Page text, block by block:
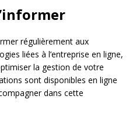
régulièrement aux
liées à l’entreprise en ligne,
la gestion de votre
sont disponibles en ligne
dans cette